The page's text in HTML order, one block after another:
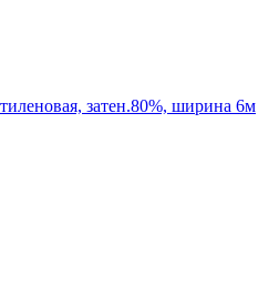
затен.80%, ширина 6м